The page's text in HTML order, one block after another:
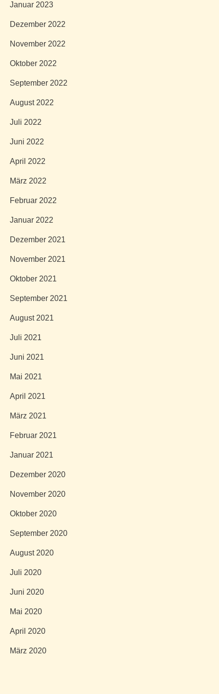
Januar 2023
Dezember 2022
November 2022
Oktober 2022
September 2022
August 2022
Juli 2022
Juni 2022
April 2022
März 2022
Februar 2022
Januar 2022
Dezember 2021
November 2021
Oktober 2021
September 2021
August 2021
Juli 2021
Juni 2021
Mai 2021
April 2021
März 2021
Februar 2021
Januar 2021
Dezember 2020
November 2020
Oktober 2020
September 2020
August 2020
Juli 2020
Juni 2020
Mai 2020
April 2020
März 2020